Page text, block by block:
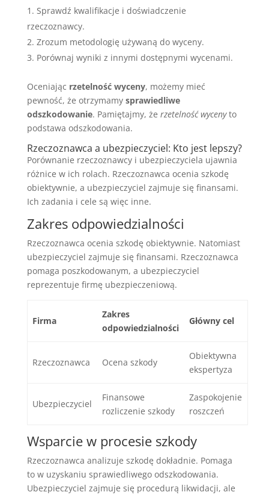
Sprawdź kwalifikacje i doświadczenie
rzeczoznawcy.
Zrozum metodologię używaną do wyceny.
Porównaj wyniki z innymi dostępnymi wycenami.
Oceniając rzetelność wyceny, możemy mieć
pewność, że otrzymamy sprawiedliwe
odszkodowanie. Pamiętajmy, że rzetelność wycenyto
podstawa odszkodowania.
Rzeczoznawca a ubezpieczyciel: Kto jest lepszy?
Porównanie rzeczoznawcy i ubezpieczyciela ujawnia
różnice w ich rolach. Rzeczoznawca ocenia szkodę
obiektywnie, a ubezpieczyciel zajmuje się finansami.
Ich zadania i cele są więc inne.
Zakres odpowiedzialności
Rzeczoznawca ocenia szkodę obiektywnie. Natomiast
ubezpieczyciel zajmuje się finansami. Rzeczoznawca
pomaga poszkodowanym, a ubezpieczyciel
reprezentuje firmę ubezpieczeniową.
Firma
Zakres
odpowiedzialności
Główny cel
Rzeczoznawca Ocena szkody
Obiektywna
ekspertyza
Ubezpieczyciel
Finansowe
rozliczenie szkody
Zaspokojenie
roszczeń
Wsparcie w procesie szkody
Rzeczoznawca analizuje szkodę dokładnie. Pomaga
to w uzyskaniu sprawiedliwego odszkodowania.
Ubezpieczyciel zajmuje się procedurą likwidacji, ale